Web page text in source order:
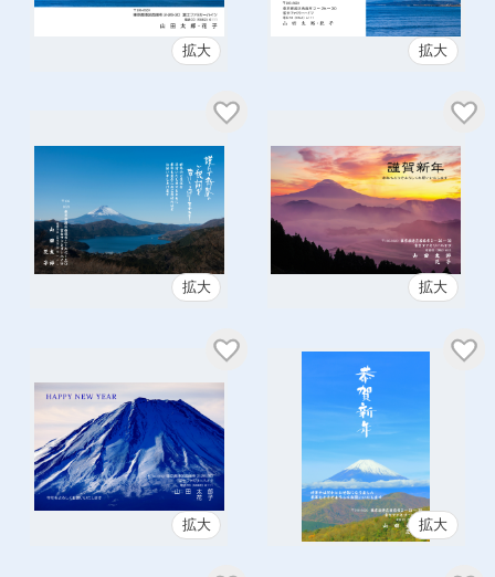
拡大 拡大
拡大 拡大
拡大 拡大